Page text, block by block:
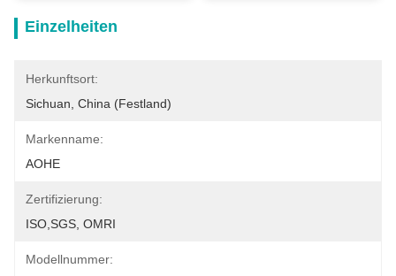
Einzelheiten
Herkunftsort:
Sichuan, China (Festland)
Markenname:
AOHE
Zertifizierung:
ISO,SGS, OMRI
Modellnummer: